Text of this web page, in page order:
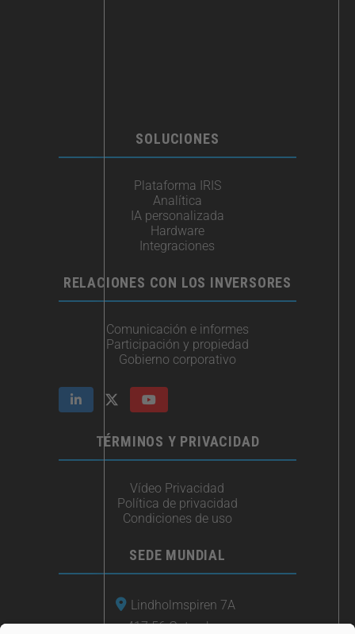
SOLUCIONES
Plataforma IRIS
Analítica
IA personalizada
Hardware
Integraciones​
RELACIONES CON LOS INVERSORES
Comunicación e informes
Participación y propiedad
Gobierno corporativo
TÉRMINOS Y PRIVACIDAD
Vídeo Privacidad
Política de privacidad
Condiciones de uso
SEDE MUNDIAL
Lindholmspiren 7A
417 56 Gotemburgo